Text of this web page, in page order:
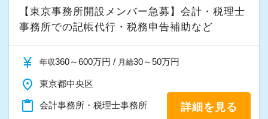
【東京事務所開設メンバー急募】会計・税理士
事務所での記帳代行・税務申告補助など
currency_yen 年収360～600万円 / 月給30～50万円
place 東京都中央区
content_paste 会計事務所・税理士事務所 詳細を見る